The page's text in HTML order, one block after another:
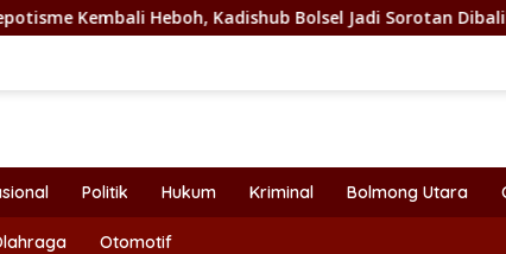
Kadishub Bolsel Jadi Sorotan Dibalik Angkat Anak
Politik Hukum Kriminal Bolmong Utara
Otomotif